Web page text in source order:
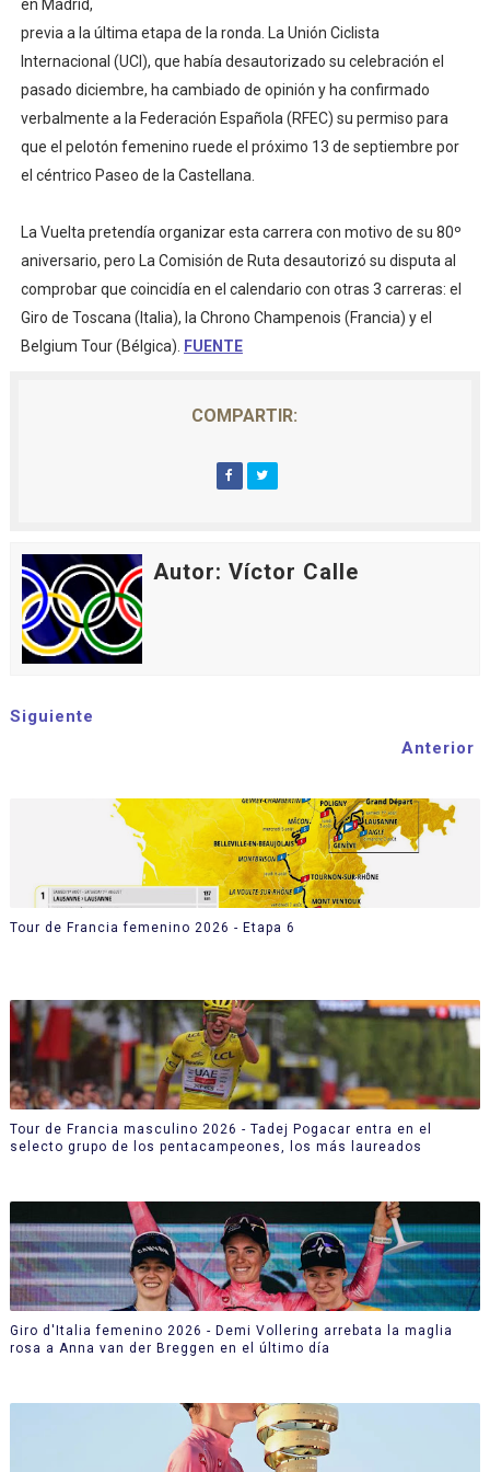
Campeonato de Europa de saltos 2026 (París,
Tour de Francia femenino 2026 - Etapa 6
Women's Pro Baseball League 2026
Campeonato de Europa en aguas abiertas 2026
Campeonato de Europa de natación artística 2026
en Madrid,
previa a la última etapa de la ronda. La Unión Ciclista
Internacional (UCI), que había desautorizado su celebración el
pasado diciembre, ha cambiado de opinión y ha confirmado
verbalmente a la Federación Española (RFEC) su permiso para
que el pelotón femenino ruede el próximo 13 de septiembre por
el céntrico Paseo de la Castellana.
La Vuelta pretendía organizar esta carrera con motivo de su 80º
aniversario, pero La Comisión de Ruta desautorizó su disputa al
comprobar que coincidía en el calendario con otras 3 carreras: el
Giro de Toscana (Italia), la Chrono Champenois (Francia) y el
Belgium Tour (Bélgica).
FUENTE
COMPARTIR:
Autor: Víctor Calle
Siguiente
Anterior
Tour de Francia femenino 2026 - Etapa 6
Tour de Francia masculino 2026 - Tadej Pogacar entra en el
selecto grupo de los pentacampeones, los más laureados
Giro d'Italia femenino 2026 - Demi Vollering arrebata la maglia
rosa a Anna van der Breggen en el último día